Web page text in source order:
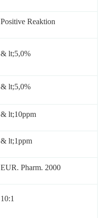
Positive Reaktion
& lt;5,0%
& lt;5,0%
& lt;10ppm
& lt;1ppm
EUR. Pharm. 2000
10:1